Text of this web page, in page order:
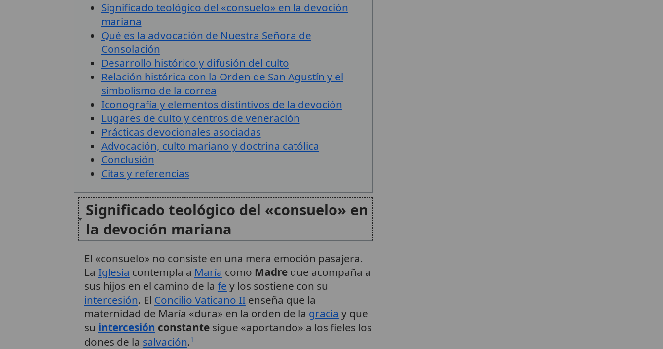
Significado teológico del «consuelo» en la devoción
mariana
Qué es la advocación de Nuestra Señora de
Consolación
Desarrollo histórico y difusión del culto
Relación histórica con la Orden de San Agustín y el
simbolismo de la correa
Iconografía y elementos distintivos de la devoción
Lugares de culto y centros de veneración
Prácticas devocionales asociadas
Advocación, culto mariano y doctrina católica
Conclusión
Citas y referencias
Significado teológico del «consuelo» en
la devoción mariana
El «consuelo» no consiste en una mera emoción pasajera.
La Iglesia contempla a María como Madreque acompaña a
sus hijos en el camino de la fe y los sostiene con su
intercesión. El Concilio Vaticano IIenseña que la
maternidad de María «dura» en la orden de la gracia y que
su intercesión constantesigue «aportando» a los fieles los
dones de la salvación.1